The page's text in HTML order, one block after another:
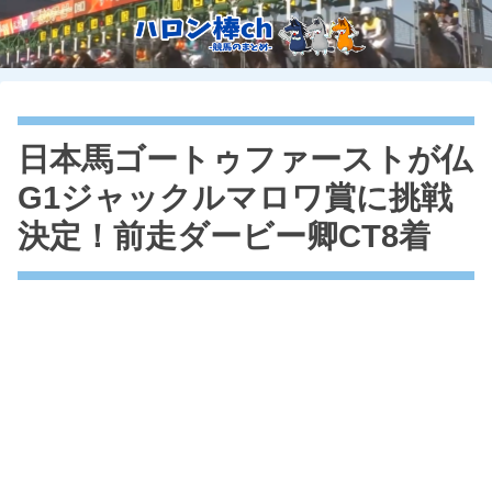
日本馬ゴートゥファーストが仏
G1ジャックルマロワ賞に挑戦
決定！前走ダービー卿CT8着